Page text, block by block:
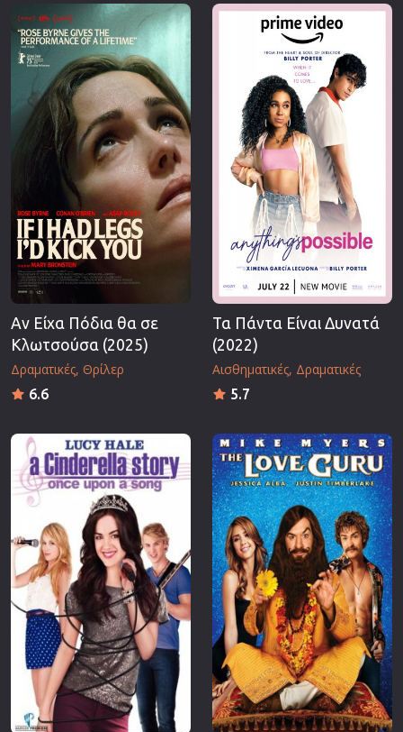
Επιστημονικής Φαντασίας
Εποχής
Ευρωπαικός Κινηματογράφος
Θρησκευτικές
Θρίλερ
Ιστορικές
Καταστροφής
Κλασσικές
Αν Είχα Πόδια θα σε
Κλωτσούσα (2025)
Δραματικές Θρίλερ
6.6
Τα Πάντα Είναι Δυνατά
(2022)
Αισθηματικές Δραματικές
5.7